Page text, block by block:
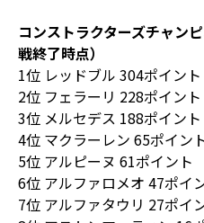
コンストラクターズチャン
戦終了時点）
1位 レッドブル 304ポイント
2位 フェラーリ 228ポイント
3位 メルセデス 188ポイント
4位 マクラーレン 65ポイン
5位 アルピーヌ 61ポイント
6位 アルファロメオ 47ポイ
7位 アルファタウリ 27ポイ